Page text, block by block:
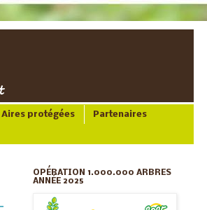
Aires protégées Partenaires
OPÉRATION 1.000.000 ARBRES
ANNÉE 2025